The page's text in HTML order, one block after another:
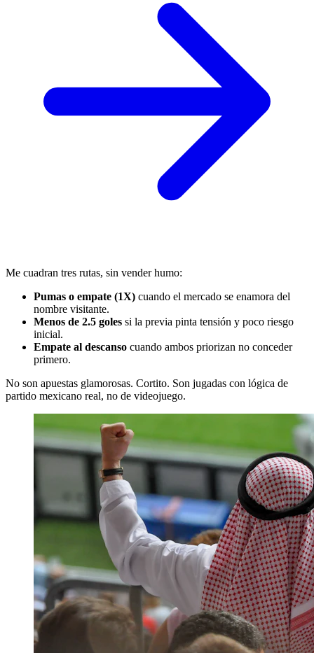
Me cuadran tres rutas, sin vender humo:
Pumas o empate (1X) cuando el mercado se enamora del
nombre visitante.
Menos de 2.5 goles si la previa pinta tensión y poco riesgo
inicial.
Empate al descanso cuando ambos priorizan no conceder
primero.
No son apuestas glamorosas. Cortito. Son jugadas con lógica de
partido mexicano real, no de videojuego.